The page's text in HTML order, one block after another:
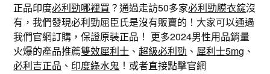
正品印度必利勁哪裡買 ？通過走訪50多家必利勁膜衣錠沒
有，我們發現必利勁屈臣氏是沒有販賣的！大家可以通過
我們官網訂購，保證原裝正品！ 更多2024男性用品銷量
火爆的產品推薦雙效犀利士 、超級必利勁 、 犀利士5mg 、
必利吉正品 、 印度綠水鬼 ！或者直接點擊官網